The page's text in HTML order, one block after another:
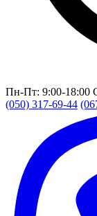
Пн-Пт: 9:00-18:00
(050) 317-69-44